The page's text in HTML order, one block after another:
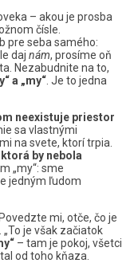
– akou je prosba
čísle.
pre seba samého:
daj nám, prosíme oň
Nezabudnite na to,
a „my“ . Je to jedna
neexistuje priestor
sa vlastnými
na svete, ktorí trpia.
by nebola
„my“: sme
jedným ľudom
mi, otče, čo je
„To je však začiatok
– tam je pokoj, všetci
od toho kňaza.